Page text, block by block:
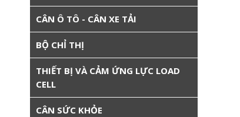
CÂN Ô TÔ - CÂN XE TẢI
BỘ CHỈ THỊ
THIẾT BỊ VÀ CẢM ỨNG LỰC LOAD
CELL
CÂN SỨC KHỎE